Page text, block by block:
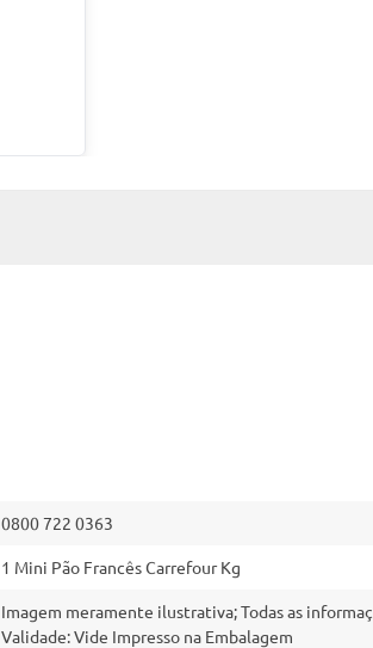
0800 722 0363
1 Mini Pão Francês Carrefour Kg
Imagem meramente ilustrativa; Todas as
Validade: Vide Impresso na Embalagem